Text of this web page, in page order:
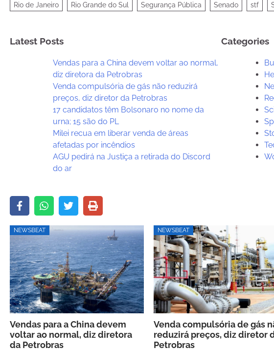
Rio de Janeiro
Rio Grande do Sul Segurança Pública Senado stf
Latest Posts
Vendas para a China devem voltar ao normal,
diz diretora da Petrobras
Venda compulsória de gás não reduzirá
preços, diz diretor da Petrobras
17 candidatos têm Bolsonaro no nome da
urna; 15 são do PL
Milei recua em liberar venda de áreas
afetadas por incêndios
AGU pedirá na Justiça a retirada do Discord
do ar
Categories
NEWSBEAT
Vendas para a China devem
voltar ao normal, diz diretora
da Petrobras
NEWSBEAT
Venda compulsória de gás
reduzirá preços, diz diretor
Petrobras